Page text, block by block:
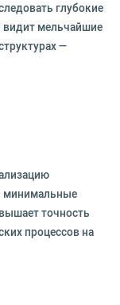
глубокие
видит мельчайшие
—
минимальные
точность
процессов на